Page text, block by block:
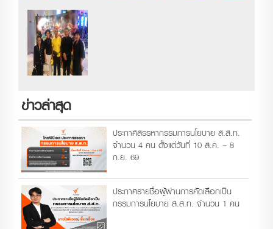
ข่าวล่าสุด
ประกาศสรรหากรรมการนโยบาย ส.ส.ท.
จำนวน 4 คน ตั้งแต่วันที่ 10 ส.ค. – 8
ก.ย. 69
ประกาศรายชื่อผู้ผ่านการคัดเลือกเป็น
กรรมการนโยบาย ส.ส.ท. จำนวน 1 คน